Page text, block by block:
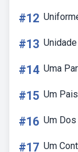
#12
#13
#14 Uma
#15 Um
#16 Um
#17 Um